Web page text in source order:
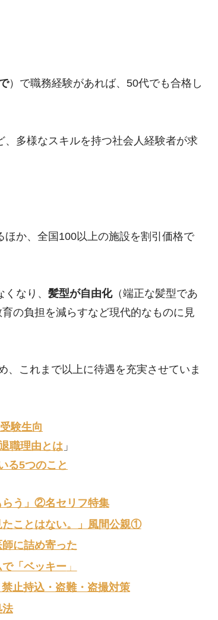
）で職務経験があれば、50代でも合格し
多様なスキルを持つ社会人経験者が求
か、全国100以上の施設を割引価格で
なり、 髪型が自由化（端正な髪型であ
の負担を減らすなど現代的なものに見
、これまで以上に待遇を充実させていま
験生向
職理由とは 」
る5つのこと
う」②名セリフ特集
たことはない。」風間公親①
に詰め寄った
「ベッキー」
止持込・盗難・盗撮対策